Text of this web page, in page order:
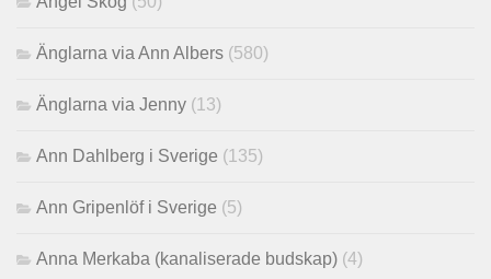
Änglarna via Ann Albers (580)
Änglarna via Jenny (13)
Ann Dahlberg i Sverige (135)
Ann Gripenlöf i Sverige (5)
Anna Merkaba (kanaliserade budskap) (4)